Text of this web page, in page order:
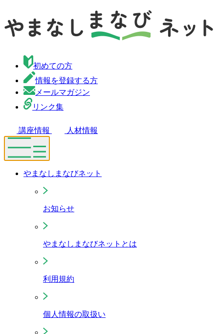
初めての方
情報を登録する方
メールマガジン
リンク集
講座情報 人材情報
やまなしまなびネット
お知らせ
やまなしまなびネットとは
利用規約
個人情報の取扱い